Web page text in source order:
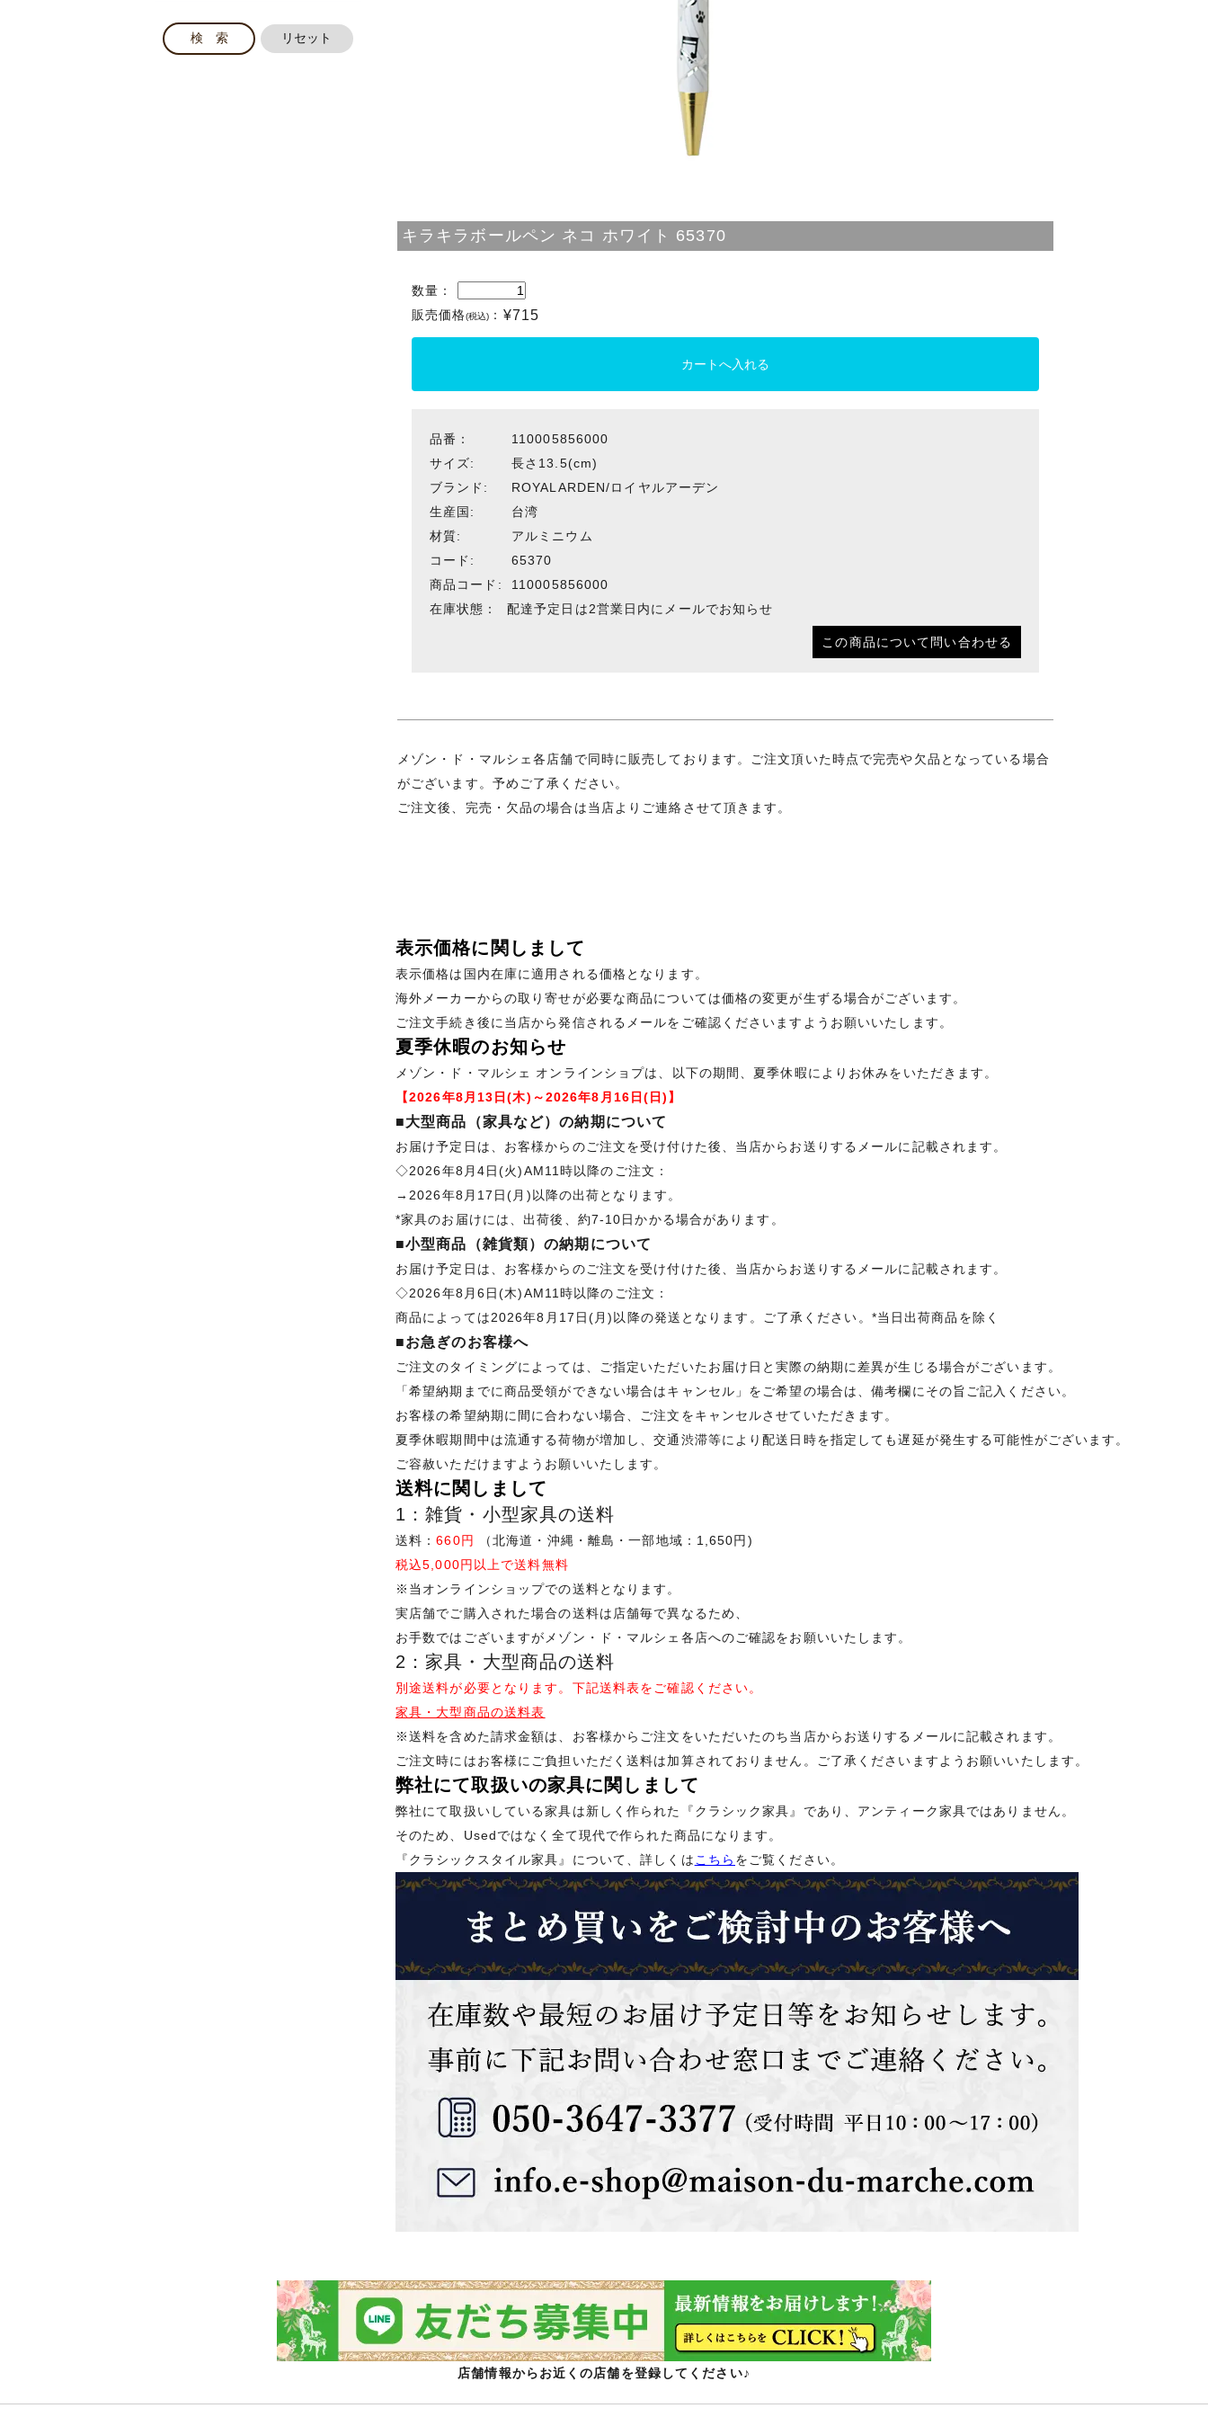
キラキラボールペン ネコ ホワイト 65370
数量：
販売価格(税込) ： ¥715
品番：
110005856000
サイズ:
長さ13.5(cm)
ブランド:
ROYALARDEN/ロイヤルアーデン
生産国:
台湾
材質:
アルミニウム
コード:
65370
商品コード:
110005856000
在庫状態：
配達予定日は2営業日内にメールでお知らせ
この商品について問い合わせる
メゾン・ド・マルシェ各店舗で同時に販売しております。ご注文頂いた時点で完売や欠品となっている場合
がございます。予めご了承ください。
ご注文後、完売・欠品の場合は当店よりご連絡させて頂きます。
表示価格に関しまして
表示価格は国内在庫に適用される価格となります。
海外メーカーからの取り寄せが必要な商品については価格の変更が生ずる場合がございます。
ご注文手続き後に当店から発信されるメールをご確認くださいますようお願いいたします。
夏季休暇のお知らせ
メゾン・ド・マルシェ オンラインショプは、以下の期間、夏季休暇によりお休みをいただきます。
【2026年8月13日(木)～2026年8月16日(日)】
■大型商品（家具など）の納期について
お届け予定日は、お客様からのご注文を受け付けた後、当店からお送りするメールに記載されます。
◇2026年8月4日(火)AM11時以降のご注文：
→2026年8月17日(月)以降の出荷となります。
*家具のお届けには、出荷後、約7-10日かかる場合があります。
■小型商品（雑貨類）の納期について
お届け予定日は、お客様からのご注文を受け付けた後、当店からお送りするメールに記載されます。
◇2026年8月6日(木)AM11時以降のご注文：
商品によっては2026年8月17日(月)以降の発送となります。ご了承ください。*当日出荷商品を除く
■お急ぎのお客様へ
ご注文のタイミングによっては、ご指定いただいたお届け日と実際の納期に差異が生じる場合がございます。
「希望納期までに商品受領ができない場合はキャンセル」をご希望の場合は、備考欄にその旨ご記入ください。
お客様の希望納期に間に合わない場合、ご注文をキャンセルさせていただきます。
夏季休暇期間中は流通する荷物が増加し、交通渋滞等により配送日時を指定しても遅延が発生する可能性がございます。
ご容赦いただけますようお願いいたします。
送料に関しまして
1：雑貨・小型家具の送料
送料：660円
（北海道・沖縄・離島・一部地域：1,650円)
税込5,000円以上で送料無料
※当オンラインショップでの送料となります。
実店舗でご購入された場合の送料は店舗毎で異なるため、
お手数ではございますがメゾン・ド・マルシェ各店へのご確認をお願いいたします。
2：家具・大型商品の送料
別途送料が必要となります。下記送料表をご確認ください。
家具・大型商品の送料表
※送料を含めた請求金額は、お客様からご注文をいただいたのち当店からお送りするメールに記載されます。
ご注文時にはお客様にご負担いただく送料は加算されておりません。ご了承くださいますようお願いいたします。
弊社にて取扱いの家具に関しまして
弊社にて取扱いしている家具は新しく作られた『クラシック家具』であり、アンティーク家具ではありません。
そのため、Usedではなく全て現代で作られた商品になります。
『クラシックスタイル家具』について、詳しくは こちら をご覧ください。
店舗情報からお近くの店舗を登録してください♪